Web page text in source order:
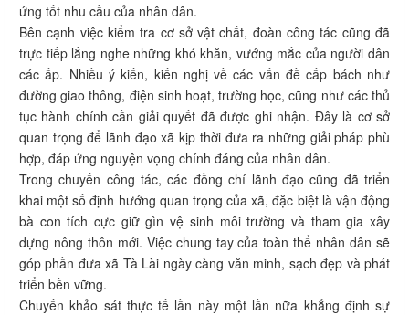
ứng tốt nhu cầu của nhân dân.
Bên cạnh việc kiểm tra cơ sở vật chất, đoàn công tác cũng đã
trực tiếp lắng nghe những khó khăn, vướng mắc của người dân
các ấp. Nhiều ý kiến, kiến nghị về các vấn đề cấp bách như
đường giao thông, điện sinh hoạt, trường học, cũng như các thủ
tục hành chính cần giải quyết đã được ghi nhận. Đây là cơ sở
quan trọng để lãnh đạo xã kịp thời đưa ra những giải pháp phù
hợp, đáp ứng nguyện vọng chính đáng của nhân dân.
Trong chuyến công tác, các đồng chí lãnh đạo cũng đã triển
khai một số định hướng quan trọng của xã, đặc biệt là vận động
bà con tích cực giữ gìn vệ sinh môi trường và tham gia xây
dựng nông thôn mới. Việc chung tay của toàn thể nhân dân sẽ
góp phần đưa xã Tà Lài ngày càng văn minh, sạch đẹp và phát
triển bền vững.
Chuyến khảo sát thực tế lần này một lần nữa khẳng định sự